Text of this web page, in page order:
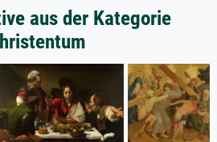
aus der Kategorie